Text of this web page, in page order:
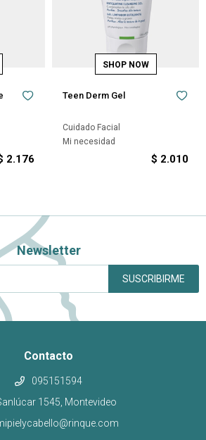
2.176
Teen Derm Gel
Cuidado Facial
Mi necesidad
$ 2.010
Contacto
095151594
1545, Montevideo
Newsletter
SUSCRIBIRME